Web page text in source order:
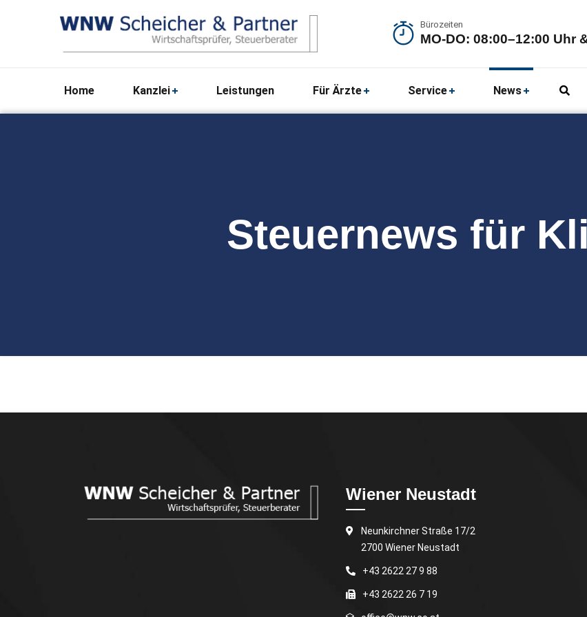
Bürozeiten
MO-DO: 08:00–12:00 Uhr
Home Kanzlei Leistungen Für Ärzte Service News
Steuernews für
Wiener Neustadt
Neunkirchner Straße 17/2
2700 Wiener Neustadt
+43 2622 27 9 88
+43 2622 26 7 19